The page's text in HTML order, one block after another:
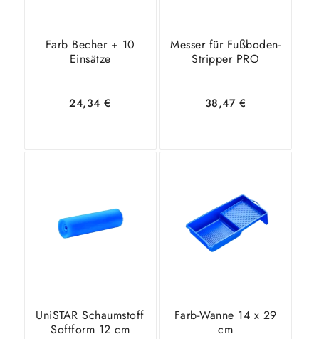
Farb Becher + 10
Einsätze
24,34€
Messer für Fußboden-
Stripper PRO
38,47 €
UniSTAR Schaumstoff
Softform 12 cm
Farb-Wanne 14 x 29
cm